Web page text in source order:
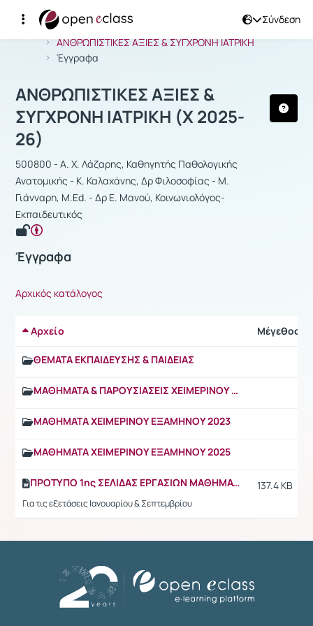
Σύνδεση
Αρχική Σελίδα
ΑΝΘΡΩΠΙΣΤΙΚΕΣ ΑΞΙΕΣ & ΣΥΓΧΡΟΝΗ ΙΑΤΡΙΚΗ
Έγγραφα
Μάθημα : ΑΝΘΡΩΠΙΣΤΙΚΕΣ ΑΞΙΕΣ &
ΑΝΘΡΩΠΙΣΤΙΚΕΣ ΑΞΙΕΣ &
ΣΥΓΧΡΟΝΗ ΙΑΤΡΙΚΗ (Χ 2025-
26)
500800 - Α. Χ. Λάζαρης, Καθηγητής Παθολογικής
Ανατομικής - Κ. Καλαχάνης, Δρ Φιλοσοφίας - Μ.
Γιάνναρη, M.Ed. - Δρ Ε. Μανού, Κοινωνιολόγος-
Εκπαιδευτικός
Έγγραφα
Αρχικός κατάλογος
Αρχείο Μέγεθος
ΘΕΜΑΤΑ ΕΚΠΑΙΔΕΥΣΗΣ & ΠΑΙΔΕΙΑΣ
ΜΑΘΗΜΑΤΑ & ΠΑΡΟΥΣΙΑΣΕΙΣ ΧΕΙΜΕΡΙΝΟΥ ΕΞΑΜΗΝΟΥ 2024
ΜΑΘΗΜΑΤΑ ΧΕΙΜΕΡΙΝΟΥ ΕΞΑΜΗΝΟΥ 2023
ΜΑΘΗΜΑΤΑ ΧΕΙΜΕΡΙΝΟΥ ΕΞΑΜΗΝΟΥ 2025
ΠΡΟΤΥΠΟ 1ης ΣΕΛΙΔΑΣ ΕΡΓΑΣΙΩΝ ΜΑΘΗΜΑΤΟΣ κωδ. 500800
Για τις εξετάσεις Ιανουαρίου & Σεπτεμβρίου
137.4 KB